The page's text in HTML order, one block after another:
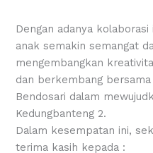
Dengan adanya
anak semakin semangat
mengembangkan
dan berkembang bersama
Bendosari dalam
Kedungbanteng 2.
Dalam kesempatan ini,
terima kasih kepada :